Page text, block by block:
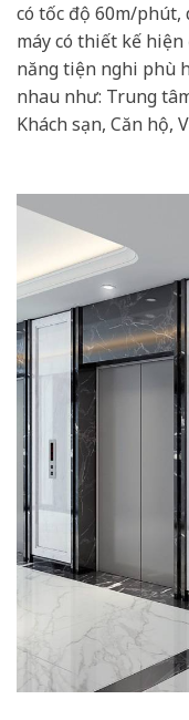
có tốc độ 60m/phút,
máy có thiết kế
năng tiện nghi phù
nhau như: Trung
Khách sạn, Căn hộ,